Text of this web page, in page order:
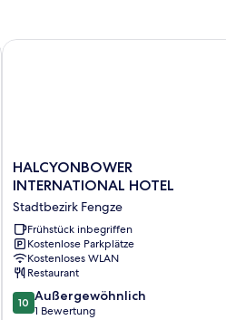
HALCYONBOWER
INTERNATIONAL
Stadtbezirk
Fengze
HALCYONBOWER
INTERNATIONAL HOTEL
Stadtbezirk Fengze
Frühstück inbegriffen
Kostenlose Parkplätze
Kostenloses WLAN
Restaurant
10.0
von
10 Außergewöhnlich
1 Bewertung
HALCYONBOWER